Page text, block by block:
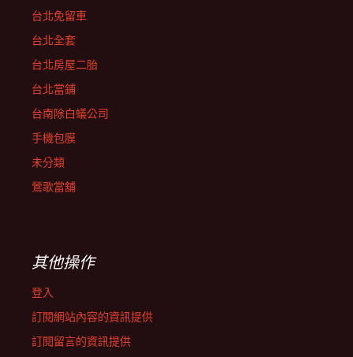
台北免留車
台北全套
台北房屋二胎
台北當鋪
台南除白蟻公司
手機包膜
未分類
鶯歌當舖
其他操作
登入
訂閱網站內容的資訊提供
訂閱留言的資訊提供